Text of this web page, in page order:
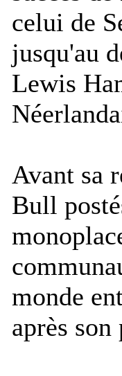
celui de
jusqu'au
Lewis
Avant sa
Bull
monde
après